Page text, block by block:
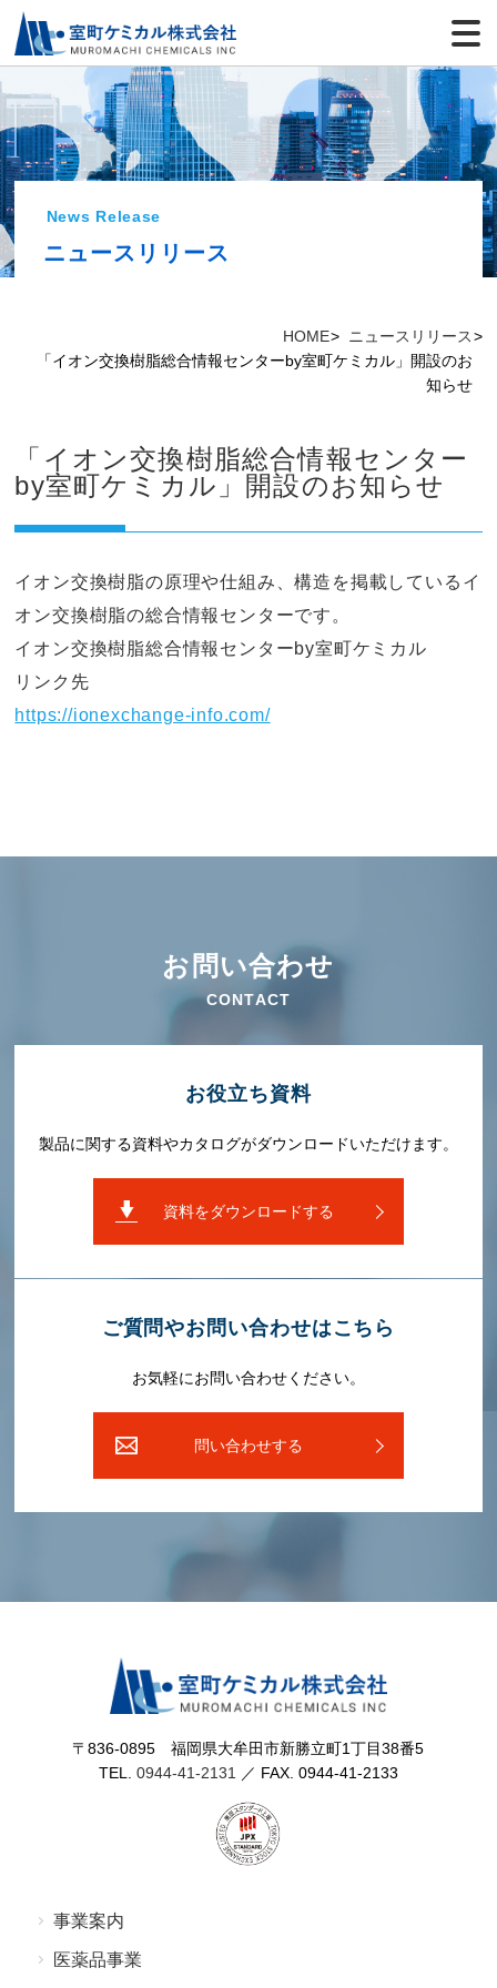
HOME
ニュースリリース
「イオン交換樹脂総合情報センターby室町ケミカル」開設のお
知らせ
News Release
ニュースリリース
「イオン交換樹脂総合情報センター
by室町ケミカル」開設のお知らせ
イオン交換樹脂の原理や仕組み、構造を掲載しているイ
オン交換樹脂の総合情報センターです。
イオン交換樹脂総合情報センターby室町ケミカル
リンク先
https://ionexchange-info.com/
お問い合わせ
CONTACT
お役⽴ち資料
製品に関する資料やカタログがダウンロードいただけます。
資料をダウンロードする
ご質問やお問い合わせはこちら
お気軽にお問い合わせください。
問い合わせする
〒836-0895 福岡県⼤牟⽥市新勝⽴町1丁⽬38番5
TEL. 0944-41-2131 ／ FAX. 0944-41-2133
事業案内
医薬品事業